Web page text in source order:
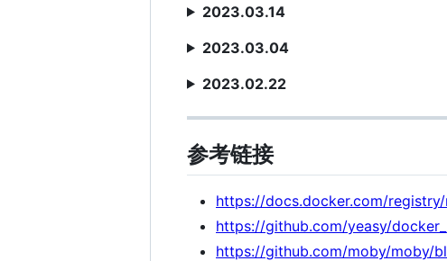
2023.03.14
2023.03.04
2023.02.22
参考链接
https://docs.docker.com/
https://github.com/yeasy/
https://github.com/moby/moby/